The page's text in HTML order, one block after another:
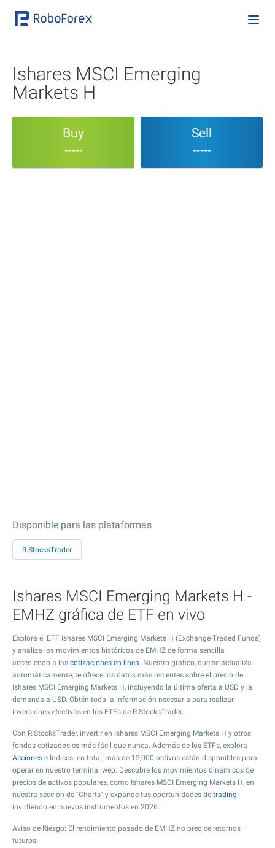
Ishares MSCI Emerging
Markets H
Buy
-----
Sell
-----
Disponible para las plataformas
R StocksTrader
Ishares MSCI Emerging Markets H -
EMHZ gráfica de ETF en vivo
Explora el ETF Ishares MSCI Emerging Markets H (Exchange-Traded Funds)
y analiza los movimientos históricos de EMHZ de forma sencilla
accediendo a las cotizaciones en línea. Nuestro gráfico, que se actualiza
automáticamente, te ofrece los datos más recientes sobre el precio de
Ishares MSCI Emerging Markets H, incluyendo la última oferta a USD y la
demanda a USD. Obtén toda la información necesaria para realizar
inversiones efectivas en los ETFs de R StocksTrader.
Con R StocksTrader, invertir en Ishares MSCI Emerging Markets H y otros
fondos cotizados es más fácil que nunca. Además de los ETFs, explora
Acciones e Índices: en total, más de 12,000 activos están disponibles para
operar en nuestro terminal web. Descubre los movimientos dinámicos de
precios de activos populares, como Ishares MSCI Emerging Markets H, en
nuestra sección de "Charts" y expande tus oportunidades de trading
invirtiendo en nuevos instrumentos en 2026.
Aviso de Riesgo: El rendimiento pasado de EMHZ no predice retornos
futuros.